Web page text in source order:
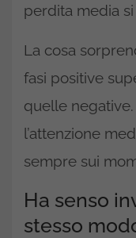
perdita media
La cosa
fasi positive
quelle
l’attenzione
sempre sui
Ha senso
stesso